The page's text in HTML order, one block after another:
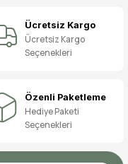
Ücretsiz Kargo
Ücretsiz Kargo
Seçenekleri
Özenli Paketleme
Hediye Paketi
Seçenekleri